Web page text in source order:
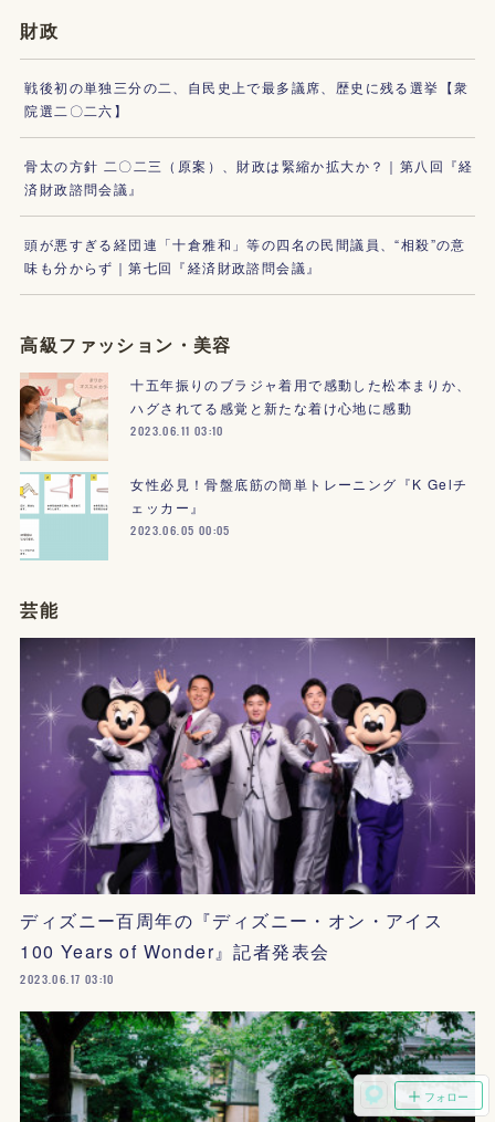
財政
戦後初の単独三分の二、自民史上で最多議席、歴史に残る選挙【衆
院選二〇二六】
骨太の方針 二〇二三（原案）、財政は緊縮か拡大か？｜第八回『経
済財政諮問会議』
頭が悪すぎる経団連「十倉雅和」等の四名の民間議員、“相殺”の意
味も分からず｜第七回『経済財政諮問会議』
高級ファッション・美容
十五年振りのブラジャ着用で感動した松本まりか、
ハグされてる感覚と新たな着け心地に感動
2023.06.11 03:10
女性必見！骨盤底筋の簡単トレーニング『K Gelチ
ェッカー』
2023.06.05 00:05
芸能
ディズニー百周年の『ディズニー・オン・アイス
100 Years of Wonder』記者発表会
2023.06.17 03:10
フォロー